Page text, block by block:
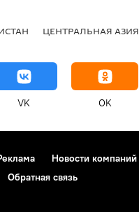
ЦЕНТРАЛЬНАЯ АЗИЯ
VK OK
Новости компаний
Обратная связь